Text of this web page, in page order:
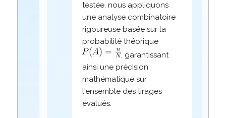
testée, nous appliquons
une analyse combinatoire
rigoureuse basée sur la
probabilité théorique
, garantissant
ainsi une précision
mathématique sur
l'ensemble des tirages
évalués.